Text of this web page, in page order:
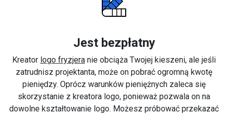
Jest bezpłatny
Kreator logo fryzjera nie obciąża Twojej kieszeni, ale jeśli
zatrudnisz projektanta, może on pobrać ogromną kwotę
pieniędzy. Oprócz warunków pieniężnych zaleca się
skorzystanie z kreatora logo, ponieważ pozwala on na
dowolne kształtowanie logo. Możesz próbować przekazać